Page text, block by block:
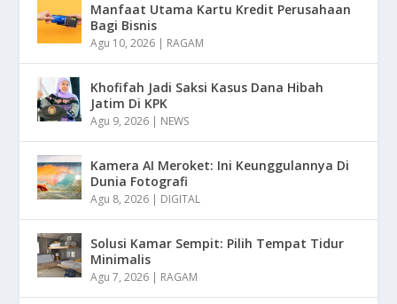
Manfaat Utama Kartu Kredit Perusahaan
Bagi Bisnis
Agu 10, 2026 | RAGAM
Khofifah Jadi Saksi Kasus Dana Hibah
Jatim Di KPK
Agu 9, 2026 | NEWS
Kamera AI Meroket: Ini Keunggulannya Di
Dunia Fotografi
Agu 8, 2026 | DIGITAL
Solusi Kamar Sempit: Pilih Tempat Tidur
Minimalis
Agu 7, 2026 | RAGAM